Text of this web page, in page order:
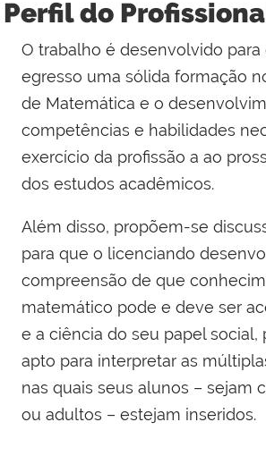
Perfil do
O trabalho é desenvolvido para
egresso uma sólida formação
de Matemática e o
competências e habilidades
exercício da profissão a ao
dos estudos acadêmicos.
Além disso, propõem-se
para que o licenciando
compreensão de que
matemático pode e deve ser
e a ciência do seu papel social,
apto para interpretar as
nas quais seus alunos – sejam
ou adultos – estejam inseridos.